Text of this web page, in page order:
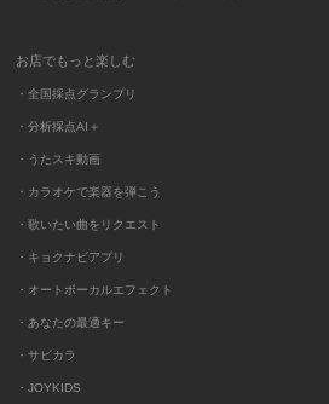
お店でもっと楽しむ
・全国採点グランプリ
・分析採点AI＋
・うたスキ動画
・カラオケで楽器を弾こう
・歌いたい曲をリクエスト
・キョクナビアプリ
・オートボーカルエフェクト
・あなたの最適キー
・サビカラ
・JOYKIDS